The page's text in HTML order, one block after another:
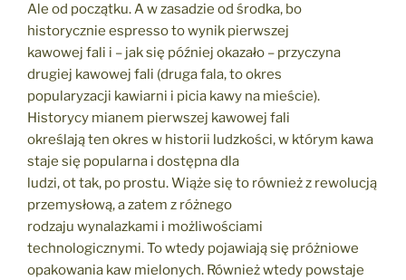
Ale od początku. A w zasadzie od środka, bo
historycznie espresso to wynik pierwszej
kawowej fali i – jak się później okazało – przyczyna
drugiej kawowej fali (druga fala, to okres
popularyzacji kawiarni i picia kawy na mieście).
Historycy mianem pierwszej kawowej fali
określają ten okres w historii ludzkości, w którym kawa
staje się popularna i dostępna dla
ludzi, ot tak, po prostu. Wiąże się to również z rewolucją
przemysłową, a zatem z różnego
rodzaju wynalazkami i możliwościami
technologicznymi. To wtedy pojawiają się próżniowe
opakowania kaw mielonych. Również wtedy powstaje